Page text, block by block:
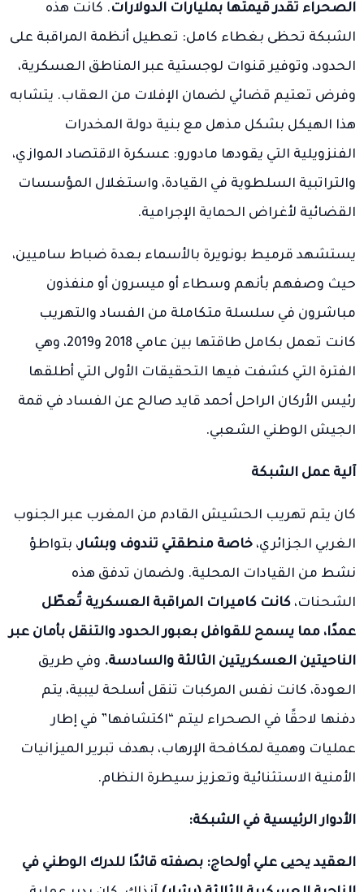
الصحراء تقدر قيمتها بمليارات الدولارات. كانت هذه
الشبكة تحظى بغطاء كامل: تعطيل أنظمة المراقبة على
الحدود، وتوفير قنوات لوجستية عبر المناطق العسكرية،
وفرض تعتيم قضائي لضمان الإفلات من العقاب. يتشابه
هذا الهيكل بشكل مذهل مع بنية دولة المخدرات
الفنزويلية التي يقودها مادورو: عسكرة الاقتصاد الموازي،
والتراتبية السلطوية في القيادة، واستغلال المؤسسات
القضائية لأغراض الحماية الإجرامية.
يستشهد قرميط بونويرة بالأسماء بعدة ضباط ساميين،
حيث وصفهم بأنهم وسطاء أو ميسرون أو منفذون
مباشرون في سلسلة متكاملة من الفساد والتهريب
كانت تعمل بكامل طاقتها بين عامي 2018 و2019، وهي
الفترة التي كشفت فيها التحقيقات الأولى التي أطلقها
رئيس الأركان الراحل أحمد قايد صالح عن الفساد في قمة
الجيش الوطني الشعبي.
آلية عمل الشبكة
كان يتم تهريب الحشيش القادم من المغرب عبر الجنوب
الغربي الجزائري، خاصة منطقتي تندوف وبشار، بتواطؤ
نشط من القيادات المحلية. ولضمان تدفق هذه
الشحنات، كانت كاميرات المراقبة العسكرية تُعطّل
عمدًا، مما يسمح للقوافل بعبور الحدود والتنقل بأمان عبر
الناحيتين العسكريتين الثالثة والسادسة. وفي طريق
العودة، كانت نفس المركبات تنقل أسلحة ليبية، يتم
دفنها لاحقًا في الصحراء ليتم “اكتشافها” في إطار
عمليات وهمية لمكافحة الإرهاب، بهدف تبرير الميزانيات
الأمنية الاستثنائية وتعزيز سيطرة النظام.
الأدوار الرئيسية في الشبكة:
العقيد يحيى علي أولحاج: بصفته قائدًا للدرك الوطني في